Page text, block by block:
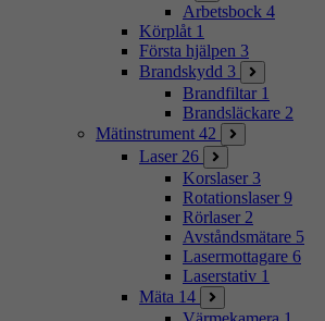
Arbetsbock 4
Körplåt 1
Första hjälpen 3
Brandskydd 3
Brandfiltar 1
Brandsläckare 2
Mätinstrument 42
Laser 26
Korslaser 3
Rotationslaser 9
Rörlaser 2
Avståndsmätare 5
Lasermottagare 6
Laserstativ 1
Mäta 14